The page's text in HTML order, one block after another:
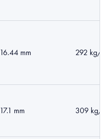
16.44 mm 292 kg/
17.1 mm 309 kg/